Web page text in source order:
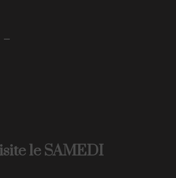
ele SAMEDI